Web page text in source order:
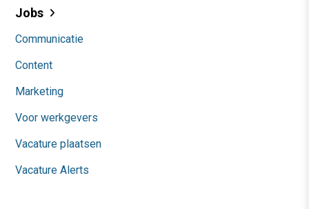
Jobs
Communicatie
Content
Marketing
Voor werkgevers
Vacature plaatsen
Vacature Alerts